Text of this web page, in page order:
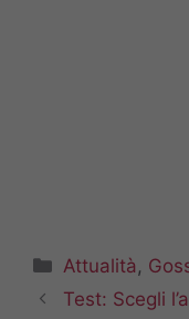
Categorie
Attualità ,
Test: Scegli